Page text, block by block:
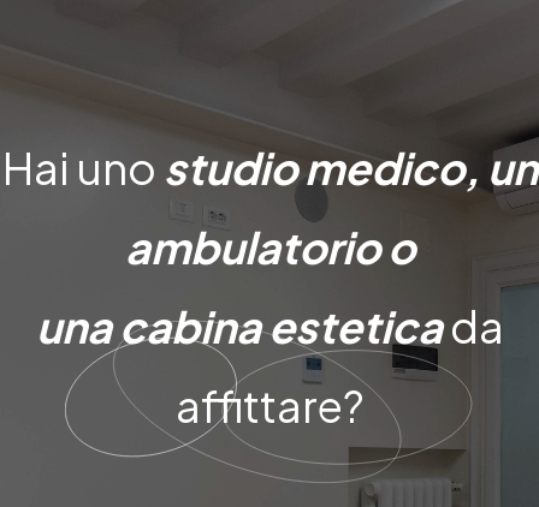
Hai uno studio medico, un
ambulatorio o
una cabina esteticada
affittare?